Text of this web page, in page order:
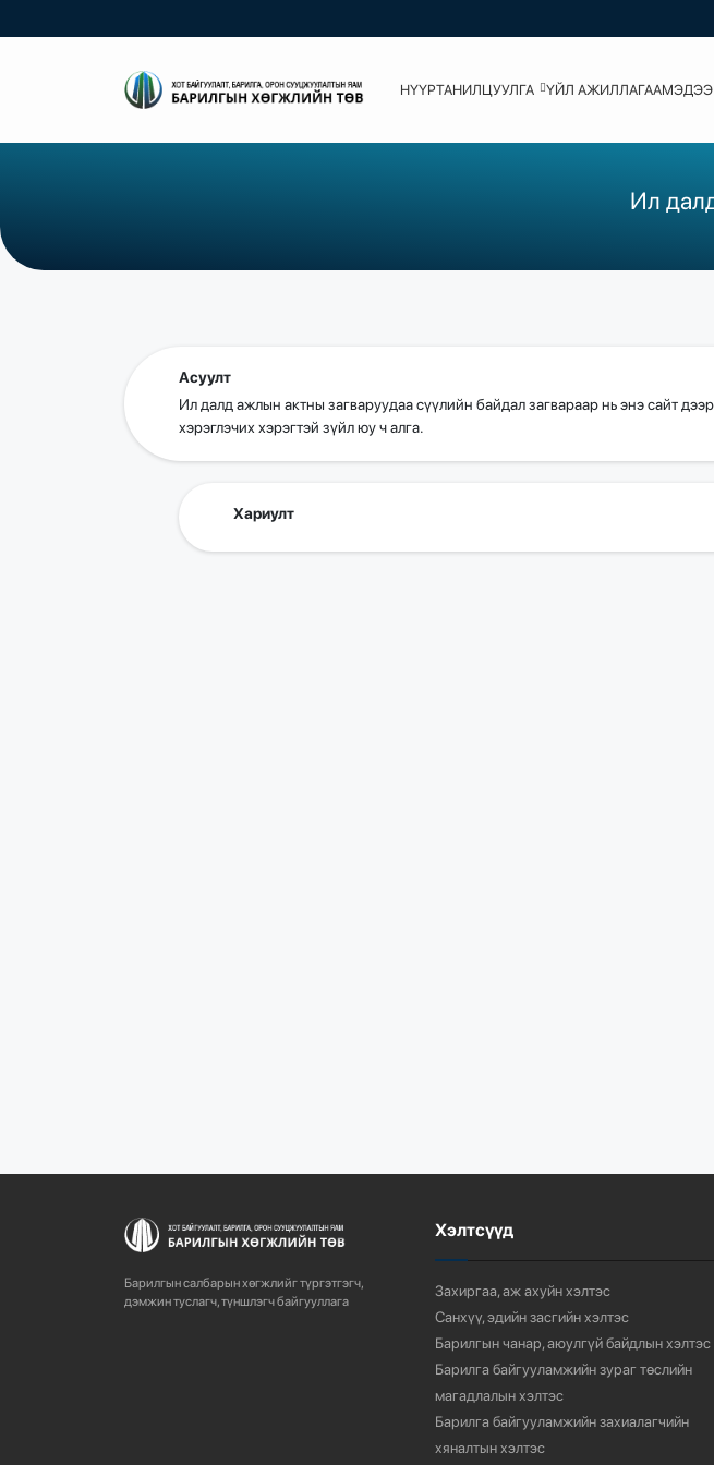
НҮҮРТАНИЛЦУУЛГА ҮЙЛ АЖИЛЛАГАА
Ил
Асуулт
Ил далд ажлын актны загваруудаа сүүлийн байдал загвараар нь энэ сайт
хэрэглэчих хэрэгтэй зүйл юу ч алга.
Хариулт
Барилгын салбарын хөгжлийг түргэтгэгч,
дэмжин туслагч, түншлэгч байгууллага
Хэлтсүүд
Захиргаа, аж ахуйн хэлтэс
Санхүү, эдийн засгийн хэлтэс
Барилгын чанар, аюулгүй байдлын хэлтэс
Барилга байгууламжийн зураг төслийн
магадлалын хэлтэс
Барилга байгууламжийн захиалагчийн
хяналтын хэлтэс